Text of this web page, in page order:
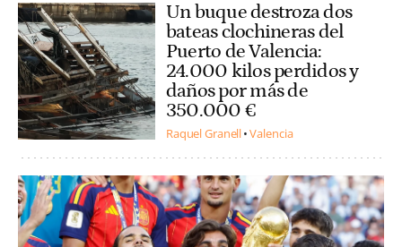
Un buque destroza dos
bateas clochineras del
Puerto de Valencia:
24.000 kilos perdidos y
daños por más de
350.000 €
Raquel Granell Valencia